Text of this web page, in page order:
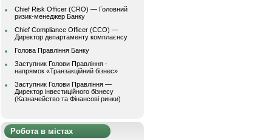
Chief Risk Officer (CRO) — Головний
ризик-менеджер Банку
Chief Compliance Officer (CCO) —
Директор департаменту комплаєнсу
Голова Правління Банку
Заступник Голови Правління -
напрямок «Транзакційний бізнес»
Заступник Голови Правління —
Директор інвестиційного бізнесу
(Казначейство та Фінансові ринки)
Робота в містах